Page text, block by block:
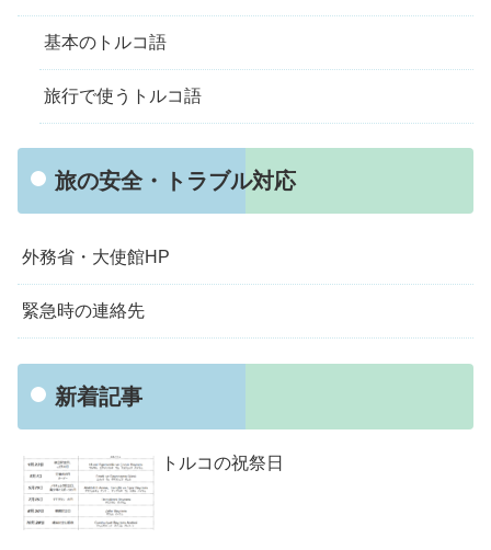
基本のトルコ語
旅行で使うトルコ語
旅の安全・トラブル対応
外務省・大使館HP
緊急時の連絡先
新着記事
トルコの祝祭日